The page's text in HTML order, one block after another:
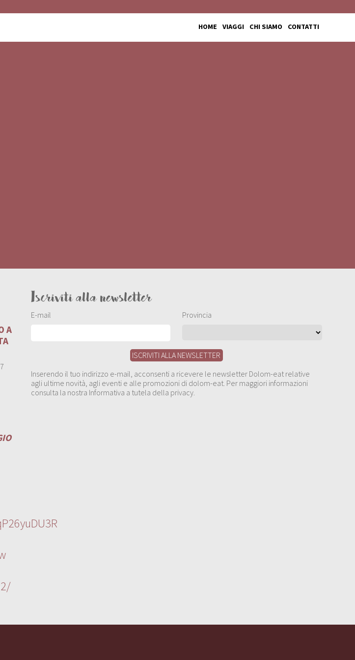
HOME VIAGGI CHI SIAMO CONTATTI
A
Iscriviti alla newsletter
E-mail Provincia
Inserendo il tuo indirizzo e-mail, acconsenti a ricevere le newsletter Dolom-eat relative
agli ultime novità, agli eventi e alle promozioni di dolom-eat. Per maggiori informazioni
consulta la nostra Informativa a tutela della privacy.